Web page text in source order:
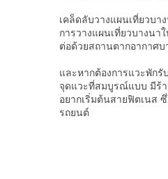
เคล็ดลับวางแผนเที่ยวบา
การวางแผนเที่ยวบางน
ต่อด้วยสถานตากอากาศ
และหากต้องการแวะพัก
จุดแวะที่สมบูรณ์แบบ มีร้
อยากเริ่มต้นสายฟิตเนส
รถยนต์